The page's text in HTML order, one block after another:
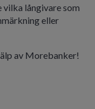
vilka långivare som
eller
av Morebanker!